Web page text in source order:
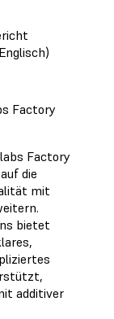
Factory
Factory
die
mit
bietet
additiver